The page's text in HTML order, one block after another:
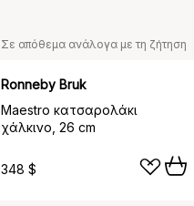
Σε απόθεμα ανάλογα με τη ζήτηση
Ronneby Bruk
Maestro κατσαρολάκι
χάλκινο, 26 cm
348 $